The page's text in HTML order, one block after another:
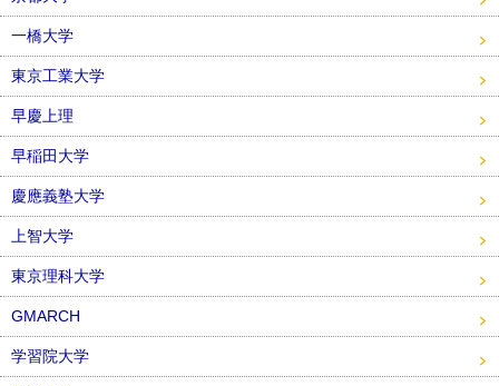
一橋大学
東京工業大学
早慶上理
早稲田大学
慶應義塾大学
上智大学
東京理科大学
GMARCH
学習院大学